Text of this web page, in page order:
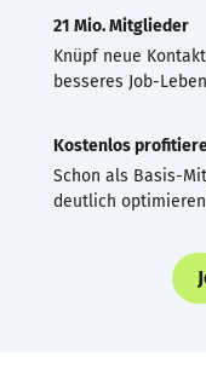
21 Mio. Mitglieder
Knüpf neue
besseres Job-
Kostenlos
Schon als Basis-
deutlich